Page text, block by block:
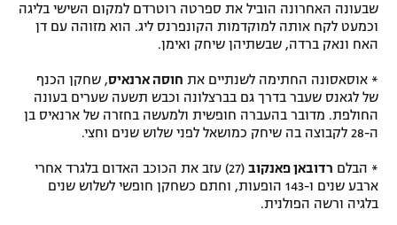
תקנון פעילות ספורט 1
הצטרפות לחבילת הערוצים
לוח דרושים – ג'ובנט
תגיות
שבעונה האחרונה הוביל את ספרטה רוטרדם למקום השישי בליגה
וכמעט לקח אותה למוקדמות הקונפרנס ליג. הוא מזוהה עם דן
האח ונאק ברדה, שבשתיהן שיחק ואימן.
* אוסאסונה החתימה לשנתיים את חוסה ארנאיס, שחקן הכנף
של לגאנס שעבר בדרך גם בברצלונה וכבש תשעה שערים בעונה
החולפת. מדובר בהעברה חופשית ולמעשה בחזרה של ארנאיס בן
ה-28 לקבוצה בה שיחק כמושאל לפני שלוש שנים וחצי.
* הבלם רדובאן פאנקוב
(27) עזב את הכוכב האדום בלגרד אחרי
ארבע שנים ו-143 הופעות, וחתם כשחקן חופשי לשלוש שנים
בלגיה ורשה הפולנית.